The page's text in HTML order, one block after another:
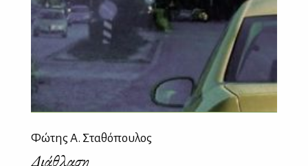
Φώτης Α. Σταθόπουλος
Διάθλαση